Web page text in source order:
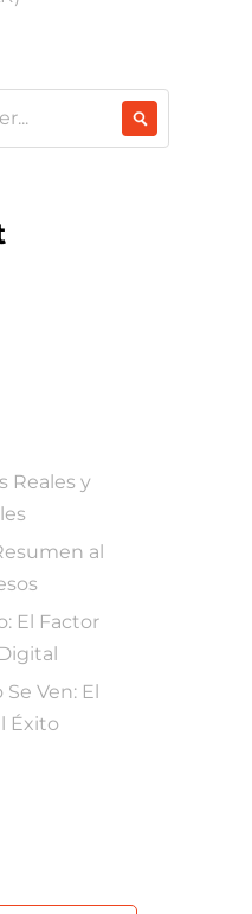
Reales y
al
El Factor
Ven: El
Éxito